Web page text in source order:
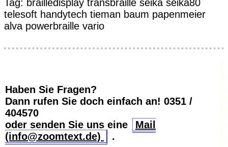
Tag: brailledisplay transbraille seika seika80
telesoft handytech tieman baum papenmeier
alva powerbraille vario
Haben Sie Fragen?
Dann rufen Sie doch einfach an! 0351 /
404570
oder senden Sie uns eine
Mail
(info@zoomtext.de)
.